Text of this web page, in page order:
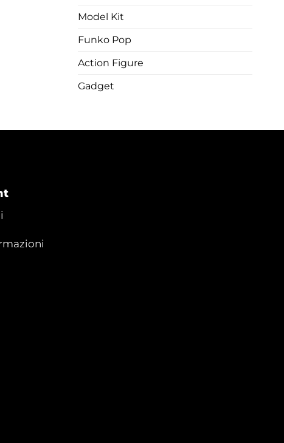
Model Kit
Funko Pop
Action Figure
Gadget